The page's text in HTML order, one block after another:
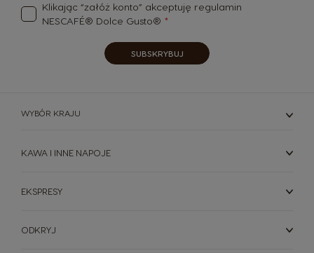
Klikając “załóż konto” akceptuję regulamin
NESCAFÉ® Dolce Gusto®
SUBSKRYBUJ
WYBÓR KRAJU
KAWA I INNE NAPOJE
EKSPRESY
ODKRYJ